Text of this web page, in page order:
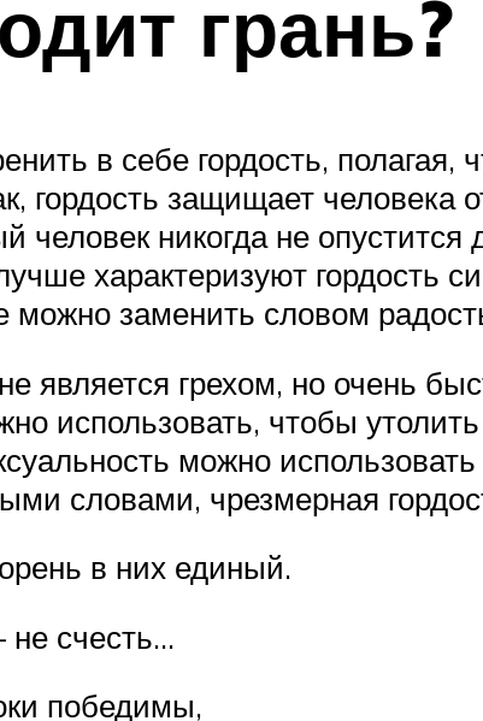
грань?
в себе гордость,
гордость защищает
человек никогда не
характеризуют гордость
можно заменить словом
является грехом, но очень
использовать, чтобы
можно
словами, чрезмерная
в них единый.
не счесть…
победимы,